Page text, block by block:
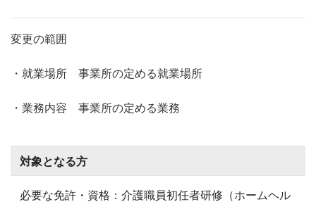
変更の範囲
・就業場所 事業所の定める就業場所
・業務内容 事業所の定める業務
対象となる方
必要な免許・資格：介護職員初任者研修（ホームヘル